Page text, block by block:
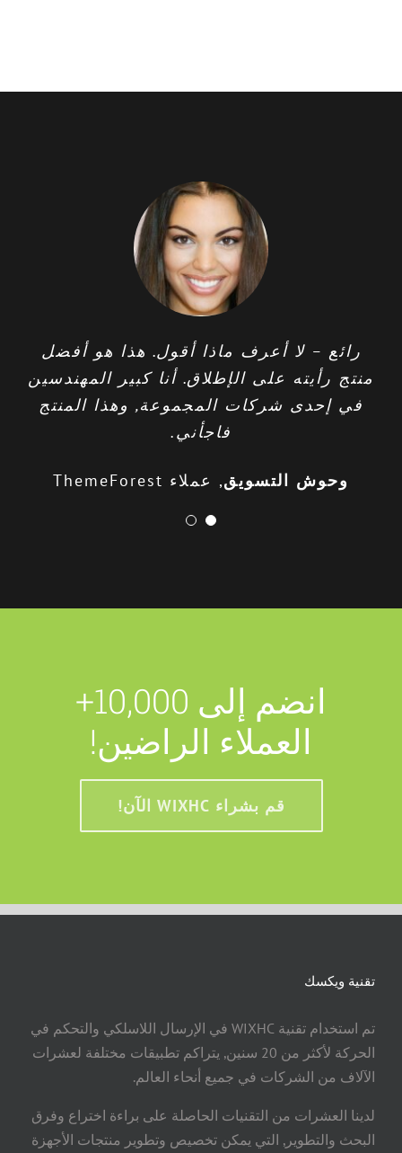
مجموعة
الخوخ
Longquanyi
رائع – لا أعرف ماذا أقول. هذا هو أفضل
منتج رأيته على الإطلاق. أنا كبير المهندسين
في إحدى شركات المجموعة, وهذا المنتج
فاجأني.
وحوش التسويق, عملاء ThemeForest
يقدم فريق Wixhc دعمًا ممتازًا, يستمع
لمستخدميهم & تعمل باستمرار على
تحسين منتجاتها.
الشهيرة
انضم إلى 10,000+
العملاء الراضين!
قم بشراء WIXHC الآن!
تقنية ويكسك
تم استخدام تقنية WIXHC في الإرسال اللاسلكي والتحكم في
الحركة لأكثر من 20 سنين, يتراكم تطبيقات مختلفة لعشرات
الآلاف من الشركات في جميع أنحاء العالم.
لدينا العشرات من التقنيات الحاصلة على براءة اختراع وفرق
البحث والتطوير, التي يمكن تخصيص وتطوير منتجات الأجهزة